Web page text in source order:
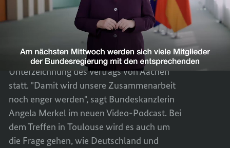
vertiefen
Am Mittwoch findet der erste deutsch-
französische Ministerrat seit
Unterzeichnung des Vertrags von Aachen
statt. "Damit wird unsere Zusammenarbeit
noch enger werden", sagt Bundeskanzlerin
Angela Merkel im neuen Video-Podcast. Bei
dem Treffen inToulouse wird es auch um
die Frage gehen, wie Deutschland und